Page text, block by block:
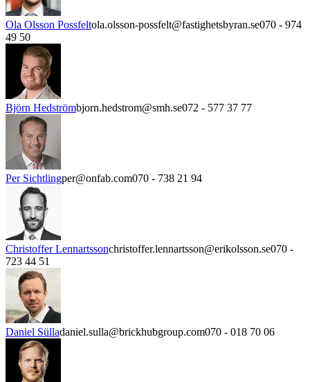
Ola Olsson Possfeltola.olsson-possfelt@fastighetsbyran.se070 - 974
49 50
Björn Hedströmbjorn.hedstrom@smh.se072 - 577 37 77
Per Sichtlingper@onfab.com070 - 738 21 94
Christoffer Lennartssonchristoffer.lennartsson@erikolsson.se070 -
723 44 51
Daniel Sülladaniel.sulla@brickhubgroup.com070 - 018 70 06